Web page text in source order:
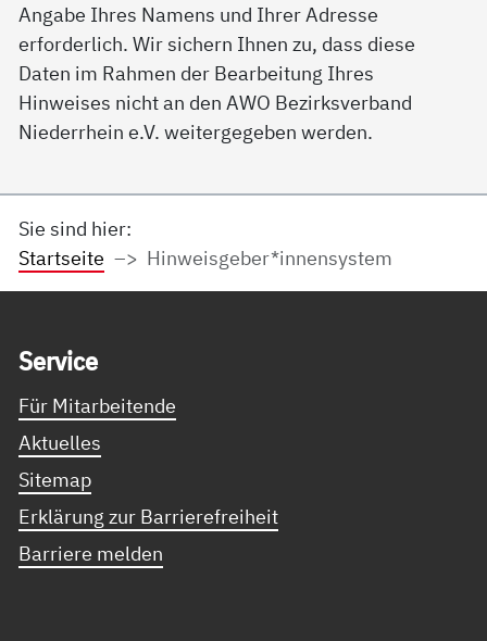
Angabe Ihres Namens und Ihrer Adresse
erforderlich. Wir sichern Ihnen zu, dass diese
Daten im Rahmen der Bearbeitung Ihres
Hinweises nicht an den AWO Bezirksverband
Niederrhein e.V. weitergegeben werden.
Sie sind hier:
Startseite
Hinweisgeber*innensystem
Ser­vice
Für Mitarbeitende
Aktuelles
Sitemap
Erklärung zur Barrierefreiheit
Barriere melden